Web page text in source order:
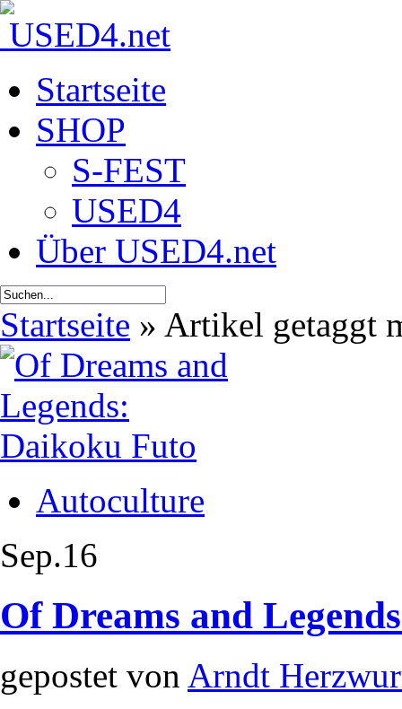
Startseite
SHOP
S-FEST
USED4
Über USED4.net
Startseite » Artikel getaggt
Autoculture
Sep.16
Of Dreams and
gepostet von Arndt